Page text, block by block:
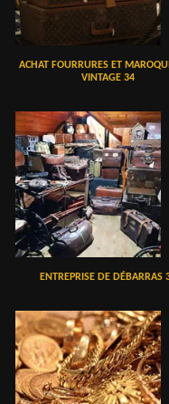
ACHAT FOURRURES ET
VINTAGE 34
ENTREPRISE DE DÉBARRAS